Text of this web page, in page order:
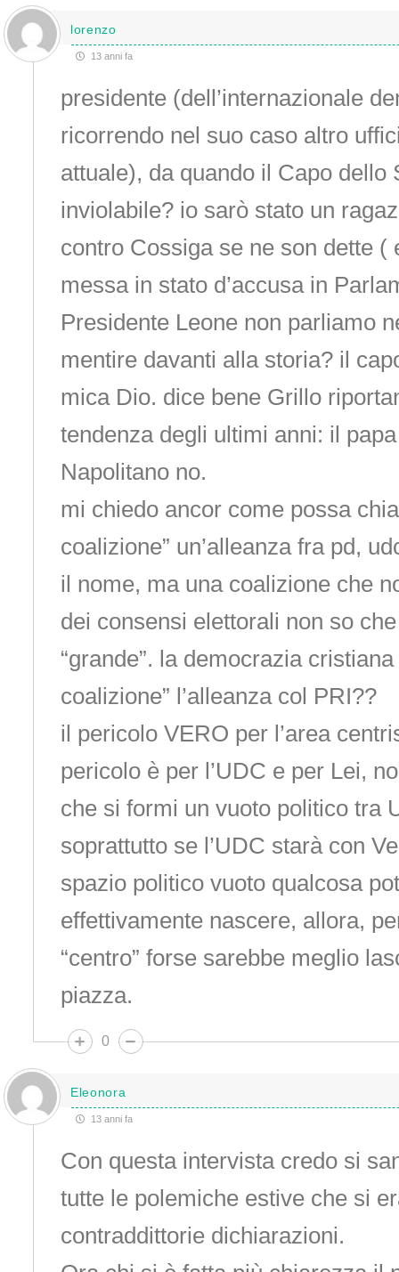
lorenzo
13 anni fa
presidente (dell’internazionale
ricorrendo nel suo caso altro
attuale), da quando il Capo dello
inviolabile? io sarò stato un
contro Cossiga se ne son dette (
messa in stato d’accusa in
Presidente Leone non parliamo
mentire davanti alla storia? il
mica Dio. dice bene Grillo
tendenza degli ultimi anni: il
Napolitano no.
mi chiedo ancor come possa
coalizione” un’alleanza fra pd,
il nome, ma una coalizione che
dei consensi elettorali non so
“grande”. la democrazia
coalizione” l’alleanza col PRI??
il pericolo VERO per l’area
pericolo è per l’UDC e per Lei,
che si formi un vuoto politico tra
soprattutto se l’UDC starà con
spazio politico vuoto qualcosa
effettivamente nascere, allora,
“centro” forse sarebbe meglio
piazza.
0
Eleonora
13 anni fa
Con questa intervista credo si
tutte le polemiche estive che si
contraddittorie dichiarazioni.